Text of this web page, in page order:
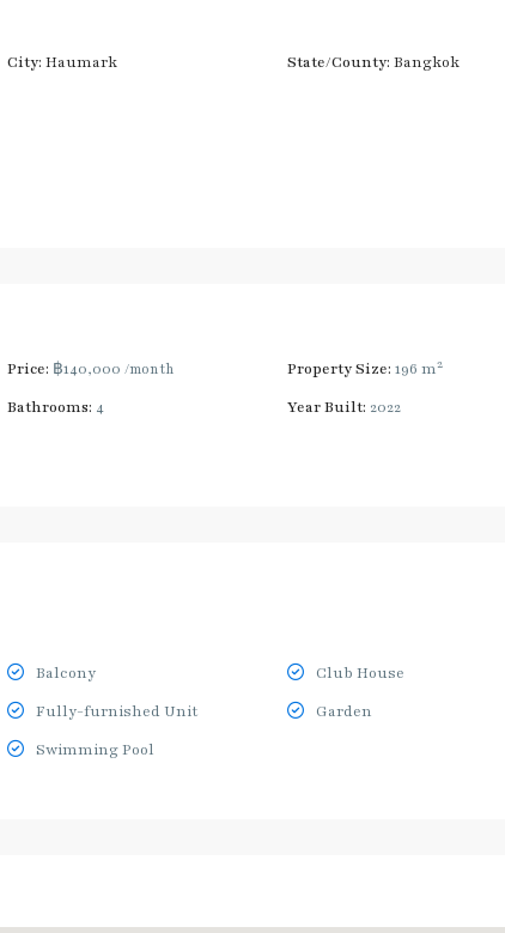
City: Haumark State/County: Bangkok
Price: ฿140,000 /month Property Size: 196 m2
Bathrooms: 4 Year Built: 2022
Balcony
Club House
Fully-furnished Unit
Garden
Swimming Pool